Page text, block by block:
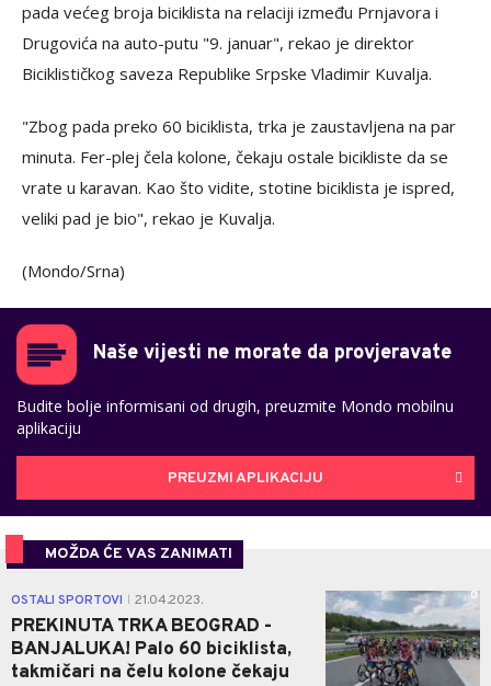
pada većeg broja biciklista na relaciji između Prnjavora i
Drugovića na auto-putu "9. januar", rekao je direktor
Biciklističkog saveza Republike Srpske Vladimir Kuvalja.
"Zbog pada preko 60 biciklista, trka je zaustavljena na par
minuta. Fer-plej čela kolone, čekaju ostale bicikliste da se
vrate u karavan. Kao što vidite, stotine biciklista je ispred,
veliki pad je bio", rekao je Kuvalja.
(Mondo/Srna)
Naše vijesti ne morate da provjeravate
Budite bolje informisani od drugih, preuzmite Mondo mobilnu
aplikaciju
PREUZMI APLIKACIJU
MOŽDA ĆE VAS ZANIMATI
OSTALI SPORTOVI 21.04.2023.
PREKINUTA TRKA BEOGRAD -
BANJALUKA! Palo 60 biciklista,
takmičari na čelu kolone čekaju
0